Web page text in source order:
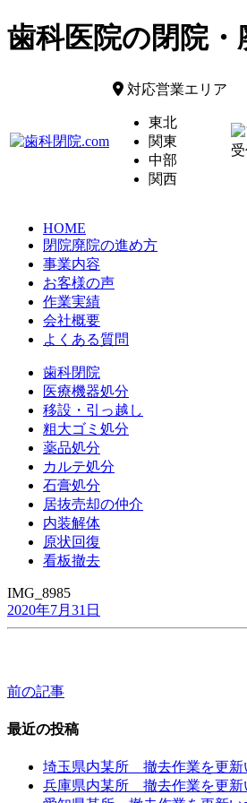
歯科医院の閉院
対応営業エリア
東北
関東
中部
関西
HOME
閉院廃院の進め方
事業内容
お客様の声
作業実績
会社概要
よくある質問
歯科閉院
医療機器処分
移設・引っ越し
粗大ゴミ処分
薬品処分
カルテ処分
石膏処分
居抜売却の仲介
内装解体
原状回復
看板撤去
IMG_8985
2020年7月31日
投
稿
前の記事
最近の投稿
埼玉県内某所 撤去作業を更新
兵庫県内某所 撤去作業を更新